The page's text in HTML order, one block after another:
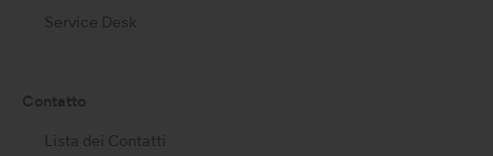
Service Desk
Contatto
Lista dei Contatti